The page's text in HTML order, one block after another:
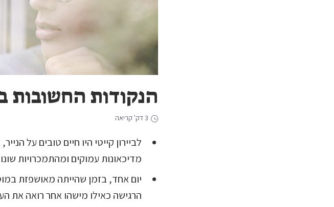
הנקודות החשובות
לביירון קייטי היו חיים טובים על
מדיכאונות עמוקים ומהתמכרויות
יום אחד, בזמן שהייתה מאושפזת
הרגישה כאילו מישהו אחר רואה את